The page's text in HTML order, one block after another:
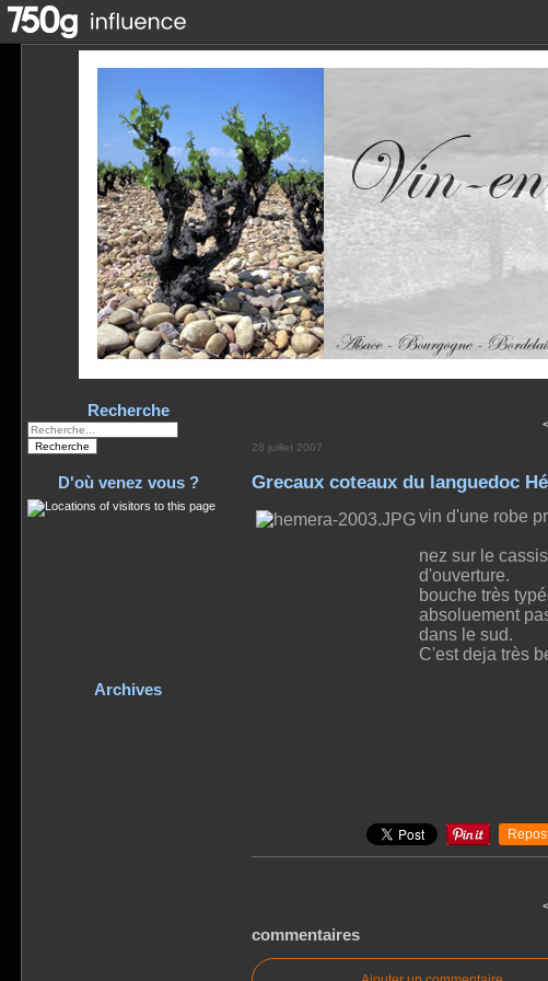
Recherche
D'où venez vous ?
Archives
28 juillet 2007
Grecaux coteaux du languedoc
vin d'une robe
nez sur le
d'ouverture.
bouche très
absoluement
dans le sud.
C'est deja très
commentaires